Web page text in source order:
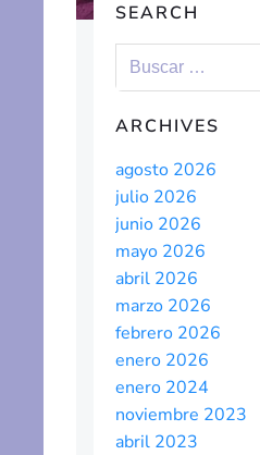
SEARCH
ARCHIVES
agosto 2026
julio 2026
junio 2026
mayo 2026
abril 2026
marzo 2026
febrero 2026
enero 2026
enero 2024
noviembre 2023
abril 2023